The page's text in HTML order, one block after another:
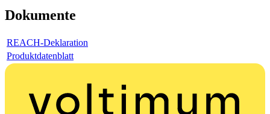
Dokumente
REACH-Deklaration
Produktdatenblatt